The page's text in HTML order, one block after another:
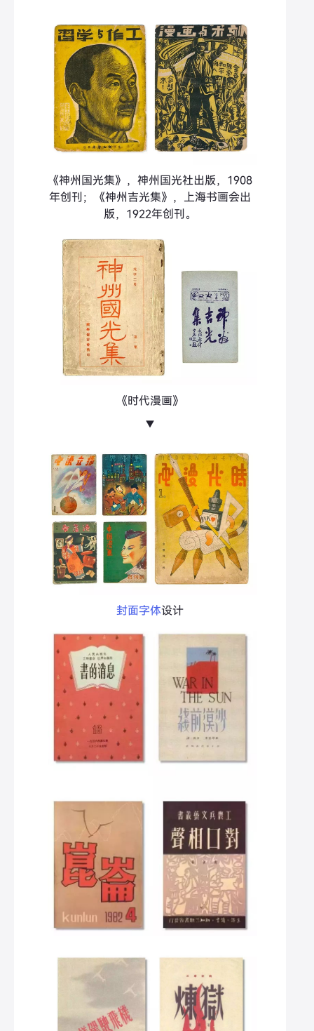
《神州国光集》，神州国光社出版，1908
年创刊；《神州吉光集》，上海书画会出
版，1922年创刊。
《时代漫画》
▼
封面字体设计